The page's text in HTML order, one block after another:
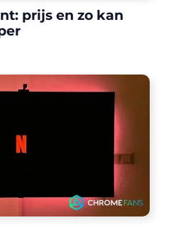
prijs en zo kan